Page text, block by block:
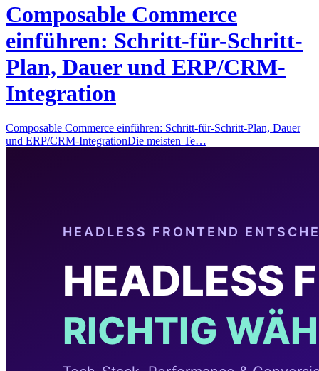
Composable Commerce
einführen: Schritt-für-Schritt-
Plan, Dauer und ERP/CRM-
Integration
Composable Commerce einführen: Schritt-für-Schritt-Plan, Dauer
und ERP/CRM-IntegrationDie meisten Te…